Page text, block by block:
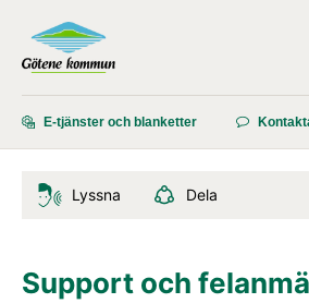
E-tjänster och blanketter
Lyssna Dela
Support och